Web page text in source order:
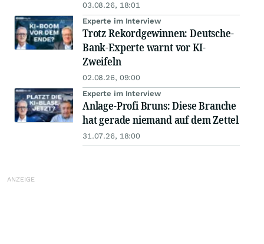
03.08.26, 18:01
Experte im Interview
Trotz Rekordgewinnen: Deutsche-
Bank-Experte warnt vor KI-
Zweifeln
02.08.26, 09:00
Experte im Interview
Anlage-Profi Bruns: Diese Branche
hat gerade niemand auf dem Zettel
31.07.26, 18:00